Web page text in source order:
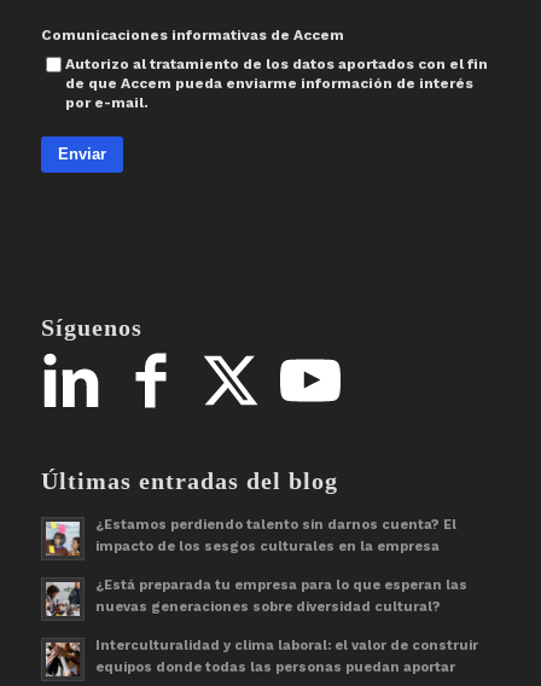
Comunicaciones informativas de Accem
Autorizo al tratamiento de los datos aportados con el fin
de que Accem pueda enviarme información de interés
por e-mail.
Enviar
Síguenos
Últimas entradas del blog
¿Estamos perdiendo talento sin darnos cuenta? El
impacto de los sesgos culturales en la empresa
¿Está preparada tu empresa para lo que esperan las
nuevas generaciones sobre diversidad cultural?
Interculturalidad y clima laboral: el valor de construir
equipos donde todas las personas puedan aportar